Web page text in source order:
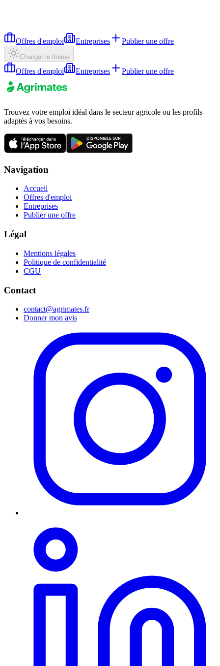
Offres d'emploi Entreprises Publier une offre
Changer le thème
Offres d'emploi Entreprises Publier une offre
Trouvez votre emploi idéal dans le secteur agricole ou les profils
adaptés à vos besoins.
Navigation
Accueil
Offres d'emploi
Entreprises
Publier une offre
Légal
Mentions légales
Politique de confidentialité
CGU
Contact
contact@agrimates.fr
Donner mon avis